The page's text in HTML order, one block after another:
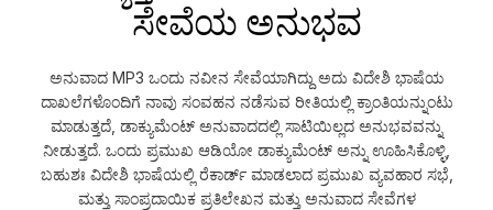
ಸೇವೆಯ ಅನುಭವ
ಅನುವಾದ MP3 ಒಂದು ನವೀನ ಸೇವೆಯಾಗಿದ್ದು ಅದು ವಿದೇಶಿ ಭಾಷೆಯ
ದಾಖಲೆಗಳೊಂದಿಗೆ ನಾವು ಸಂವಹನ ನಡೆಸುವ ರೀತಿಯಲ್ಲಿ ಕ್ರಾಂತಿಯನ್ನುಂಟು
ಮಾಡುತ್ತದೆ, ಡಾಕ್ಯುಮೆಂಟ್ ಅನುವಾದದಲ್ಲಿ ಸಾಟಿಯಿಲ್ಲದ ಅನುಭವವನ್ನು
ನೀಡುತ್ತದೆ. ಒಂದು ಪ್ರಮುಖ ಆಡಿಯೋ ಡಾಕ್ಯುಮೆಂಟ್ ಅನ್ನು ಊಹಿಸಿಕೊಳ್ಳಿ,
ಬಹುಶಃ ವಿದೇಶಿ ಭಾಷೆಯಲ್ಲಿ ರೆಕಾರ್ಡ್ ಮಾಡಲಾದ ಪ್ರಮುಖ ವ್ಯವಹಾರ ಸಭೆ,
ಮತ್ತು ಸಾಂಪ್ರದಾಯಿಕ ಪ್ರತಿಲೇಖನ ಮತ್ತು ಅನುವಾದ ಸೇವೆಗಳ